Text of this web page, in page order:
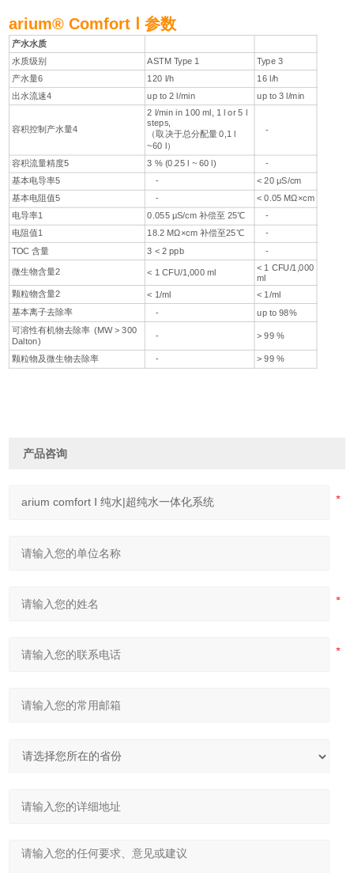
arium® Comfort Ⅰ参数
产水水质
水质级别
ASTM Type 1 Type 3
产水量6 120 l/h
16 l/h
出水流速4
up to 2 l/min up to 3 l/min
容积控制产水量4
2 l/min in 100 ml, 1 l or 5 l
steps,
（取决于总分配量 0,1 l
~60 l）
-
容积流量精度5 3 % (0.25 l ~ 60 l)
-
基本电导率5
-
< 20 μS/cm
基本电阻值5
-
< 0.05 MΩ×cm
电导率1
0.055 μS/cm 补偿至 25℃ -
电阻值1 18.2 MΩ×cm 补偿至25℃
-
TOC 含量
3 < 2 ppb -
微生物含量2 < 1 CFU/1,000 ml < 1 CFU/1,000
ml
颗粒物含量2 < 1/ml
< 1/ml
基本离子去除率
-
up to 98%
可溶性有机物去除率 (MW > 300
Dalton)
- > 99 %
颗粒物及微生物去除率 - > 99 %
产品咨询